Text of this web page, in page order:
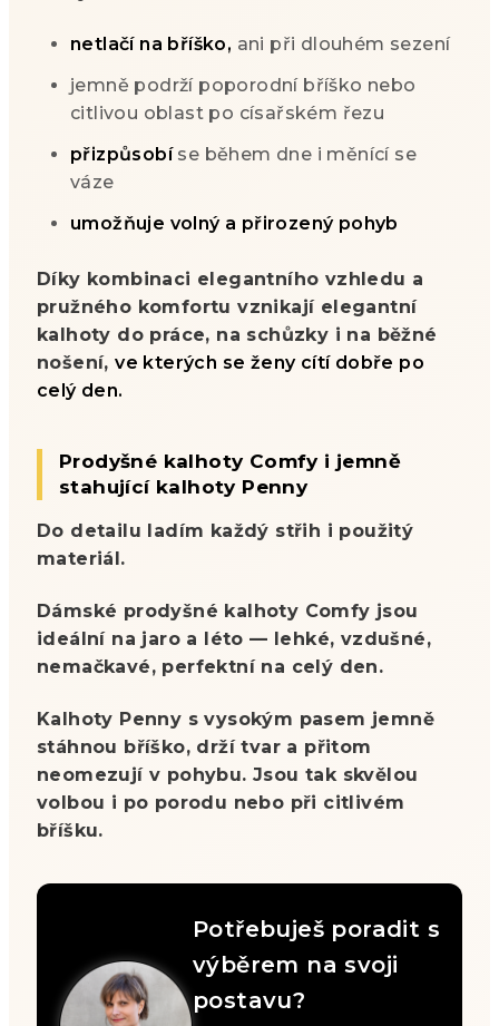
netlačí na bříško, ani při dlouhém sezení
jemně podrží poporodní bříško nebo
citlivou oblast po císařském řezu
přizpůsobíse během dne i měnící se
váze
umožňuje volný a přirozený pohyb
Díky kombinaci elegantního vzhledu a
pružného komfortu vznikají elegantní
kalhoty do práce, na schůzky i na běžné
nošení,ve kterých se ženy cítí dobře po
celý den.
Prodyšné kalhoty Comfy i jemně
stahující kalhoty Penny
Do detailu ladím každý střih i použitý
materiál.
Dámské prodyšné kalhoty Comfy jsou
ideální na jaro a léto — lehké, vzdušné,
nemačkavé, perfektní na celý den.
Kalhoty Penny s vysokým pasem jemně
stáhnou bříško, drží tvar a přitom
neomezují v pohybu. Jsou tak skvělou
volbou i po porodu nebo při citlivém
bříšku.
Potřebuješ poradit s
výběrem na svoji
postavu?